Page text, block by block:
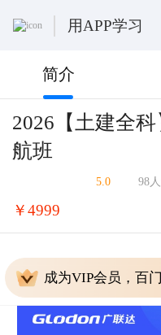
用APP学习
简介
2026【土建全
航班
5.0 98
￥4999
成为VIP会员，百